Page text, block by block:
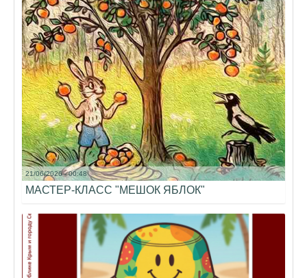
21/06/2026 - 00:48
МАСТЕР-КЛАСС "МЕШОК ЯБЛОК"